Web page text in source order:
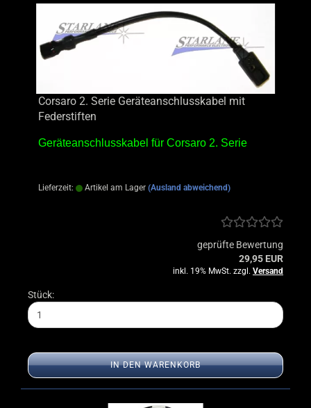
Corsaro 2. Serie Geräteanschlusskabel mit
Federstiften
Geräteanschlusskabel für Corsaro 2. Serie
Lieferzeit: Artikel am Lager (Ausland abweichend)
geprüfte Bewertung
29,95 EUR
inkl. 19% MwSt. zzgl. Versand
Stück:
IN DEN WARENKORB